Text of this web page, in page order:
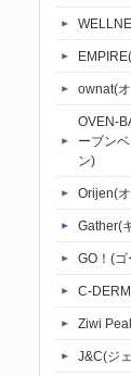
ownat(
OVEN-
ーブン
ン)
Orijen(
Gather(
GO！(ゴ
C-DERM
Ziwi
J&C(ジ